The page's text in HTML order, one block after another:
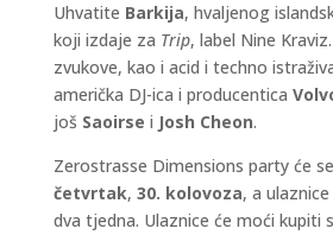
Uhvatite Barkija, hvaljenog
koji izdaje za Trip, label Nine
zvukove, kao i acid i techno
američka DJ-ica i producentica
još Saoirse i Josh Cheon.
Zerostrasse Dimensions party će
četvrtak, 30. kolovoza, a
dva tjedna. Ulaznice će moći kupiti